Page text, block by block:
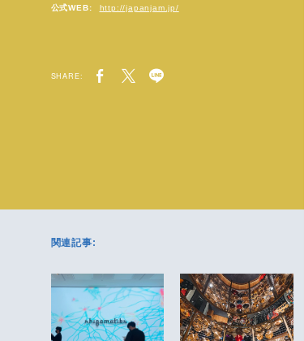
公式WEB: http://japanjam.jp/
SHARE:
関連記事: